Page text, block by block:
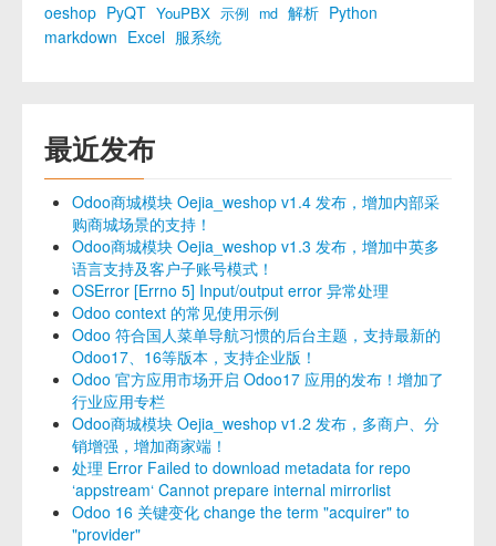
oeshop PyQT YouPBX 示例 md 解析 Python
markdown Excel 服系统
最近发布
Odoo商城模块 Oejia_weshop v1.4 发布，增加内部采
购商城场景的支持！
Odoo商城模块 Oejia_weshop v1.3 发布，增加中英多
语言支持及客户子账号模式！
OSError [Errno 5] Input/output error 异常处理
Odoo context 的常见使用示例
Odoo 符合国人菜单导航习惯的后台主题，支持最新的
Odoo17、16等版本，支持企业版！
Odoo 官方应用市场开启 Odoo17 应用的发布！增加了
行业应用专栏
Odoo商城模块 Oejia_weshop v1.2 发布，多商户、分
销增强，增加商家端！
处理 Error Failed to download metadata for repo
‘appstream‘ Cannot prepare internal mirrorlist
Odoo 16 关键变化 change the term "acquirer" to
"provider"